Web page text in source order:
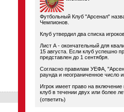
Футбольный Клуб "Арсенал"
Чемпионов.
Клуб утвердил два списка
Лист А - окончательный для
15 августа. Если клуб успешно
представлен до 1 сентября.
Согласно правилам УЕФА,
раунда и неограниченное число
Игрок имеет право на
клуб в течении двух или более
(ответить)